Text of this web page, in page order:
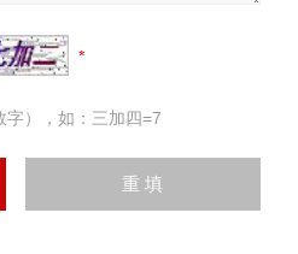
字），如：三加四=7